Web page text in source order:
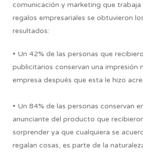
comunicación y marketing que trabaja
regalos empresariales se obtuvieron
resultados:
• Un 42% de las personas que
publicitarios conservan una impresión
empresa después que esta le hizo
• Un 84% de las personas conservan
anunciante del producto que
sorprender ya que cualquiera se
regalan cosas, es parte de la